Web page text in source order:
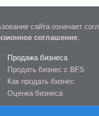
сайта означает
соглашение.
Продажа бизнеса
Продать бизнес с BFS
Как продать бизнес
Оценка бизнеса